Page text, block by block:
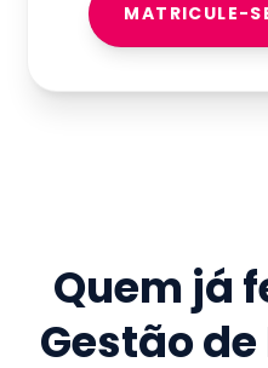
MATRICULE-
Quem já
Gestão